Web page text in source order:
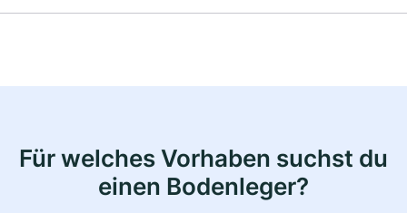
Für welches Vorhaben suchst du
einen Bodenleger?